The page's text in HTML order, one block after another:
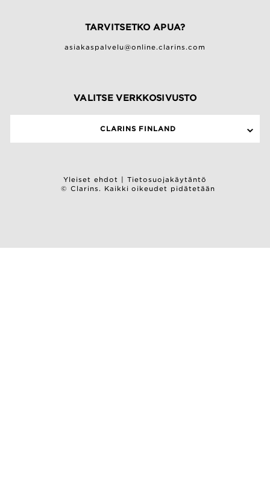
TARVITSETKO APUA?
asiakaspalvelu@online.clarins.com
VALITSE VERKKOSIVUSTO
CLARINS FINLAND
Yleiset ehdot
Tietosuojakäytäntö
© Clarins. Kaikki oikeudet pidätetään